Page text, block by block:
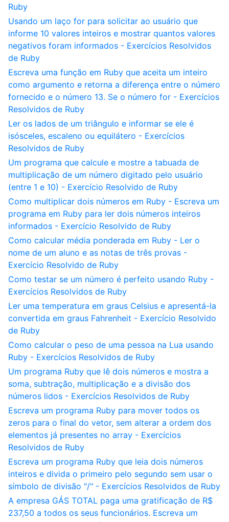
Ruby
Usando um laço for para solicitar ao usuário que
informe 10 valores inteiros e mostrar quantos valores
negativos foram informados - Exercícios Resolvidos
de Ruby
Escreva uma função em Ruby que aceita um inteiro
como argumento e retorna a diferença entre o número
fornecido e o número 13. Se o número for - Exercícios
Resolvidos de Ruby
Ler os lados de um triângulo e informar se ele é
isósceles, escaleno ou equilátero - Exercícios
Resolvidos de Ruby
Um programa que calcule e mostre a tabuada de
multiplicação de um número digitado pelo usuário
(entre 1 e 10) - Exercício Resolvido de Ruby
Como multiplicar dois números em Ruby - Escreva um
programa em Ruby para ler dois números inteiros
informados - Exercício Resolvido de Ruby
Como calcular média ponderada em Ruby - Ler o
nome de um aluno e as notas de três provas -
Exercício Resolvido de Ruby
Como testar se um número é perfeito usando Ruby -
Exercícios Resolvidos de Ruby
Ler uma temperatura em graus Celsius e apresentá-la
convertida em graus Fahrenheit - Exercício Resolvido
de Ruby
Como calcular o peso de uma pessoa na Lua usando
Ruby - Exercícios Resolvidos de Ruby
Um programa Ruby que lê dois números e mostra a
soma, subtração, multiplicação e a divisão dos
números lidos - Exercícios Resolvidos de Ruby
Escreva um programa Ruby para mover todos os
zeros para o final do vetor, sem alterar a ordem dos
elementos já presentes no array - Exercícios
Resolvidos de Ruby
Escreva um programa Ruby que leia dois números
inteiros e divida o primeiro pelo segundo sem usar o
símbolo de divisão "/" - Exercícios Resolvidos de Ruby
A empresa GÁS TOTAL paga uma gratificação de R$
237,50 a todos os seus funcionários. Escreva um